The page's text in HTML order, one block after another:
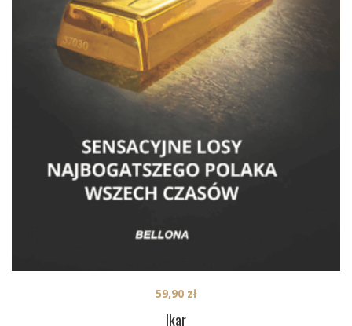
Ikar
59,90 zł